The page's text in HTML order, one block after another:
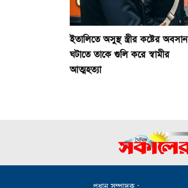
ইতালিতে অসুস্থ স্ত্রীর কষ্টের অবসান
ঘটাতে তাকে গুলি করে স্বামীর
আত্মহত্যা